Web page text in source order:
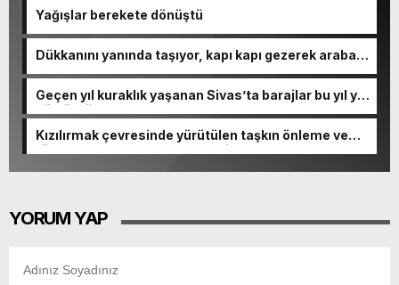
Yağışlar berekete dönüştü
Dükkanını yanında taşıyor, kapı kapı gezerek araba
Geçen yıl kuraklık yaşanan Sivas’ta barajlar bu yıl yüz
güldürdü
Kızılırmak çevresinde yürütülen taşkın önleme ve
rüsubat çalışmaları devam ediyor
YORUM YAP